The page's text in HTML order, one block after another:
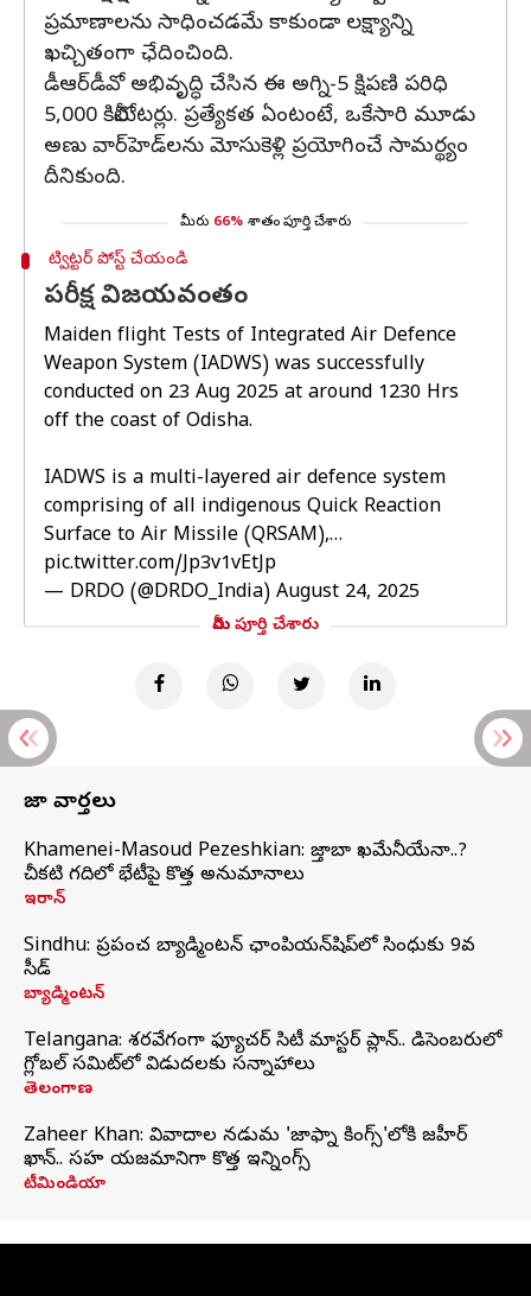
ప్రమాణాలను సాధించడమే కాకుండా లక్ష్యాన్ని
ఖచ్చితంగా ఛేదించింది.
డీఆర్‌డీవో అభివృద్ధి చేసిన ఈ అగ్ని-5 క్షిపణి పరిధి
5,000 కిలోమీటర్లు. ప్రత్యేకత ఏంటంటే, ఒకేసారి మూడు
అణు వార్‌హెడ్‌లను మోసుకెళ్లి ప్రయోగించే సామర్థ్యం
దీనికుంది.
మీరు 66% శాతం పూర్తి చేశారు
ట్విట్టర్ పోస్ట్ చేయండి
పరీక్ష విజయవంతం
Maiden flight Tests of Integrated Air Defence
Weapon System (IADWS) was successfully
conducted on 23 Aug 2025 at around 1230 Hrs
off the coast of Odisha.
IADWS is a multi-layered air defence system
comprising of all indigenous Quick Reaction
Surface to Air Missile (QRSAM),…
pic.twitter.com/Jp3v1vEtJp
— DRDO (@DRDO_India) August 24, 2025
మీరు పూర్తి చేశారు
తాజా వార్తలు
Khamenei-Masoud Pezeshkian: మొజ్తాబా ఖమేనీయేనా..?
చీకటి గదిలో భేటీపై కొత్త అనుమానాలు
ఇరాన్
Sindhu: ప్రపంచ బ్యాడ్మింటన్‌ ఛాంపియన్‌షిప్‌లో సింధుకు 9వ
సీడ్
బ్యాడ్మింటన్
Telangana: శరవేగంగా ఫ్యూచర్ సిటీ మాస్టర్ ప్లాన్.. డిసెంబరులో
గ్లోబల్‌ సమిట్‌లో విడుదలకు సన్నాహాలు
తెలంగాణ
Zaheer Khan: వివాదాల నడుమ 'జాఫ్నా కింగ్స్'లోకి జహీర్
ఖాన్.. సహ యజమానిగా కొత్త ఇన్నింగ్స్
టీమిండియా